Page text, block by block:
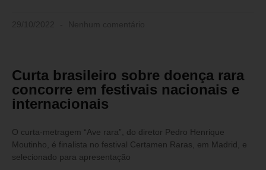
Curta brasileiro sobre doença rara
concorre em festivais nacionais e
internacionais
O curta-metragem “Ave rara”, do diretor Pedro Henrique
Moutinho, é finalista no festival Certamen Raras, em Madrid, e
selecionado para apresentação